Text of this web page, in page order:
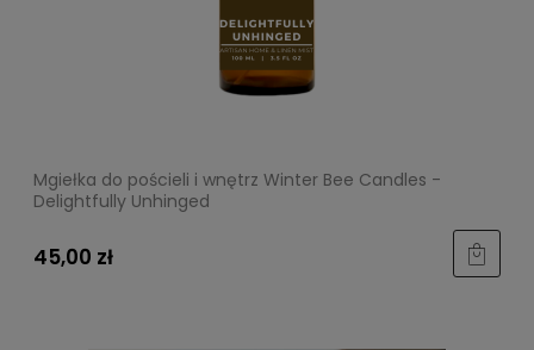
Mgiełka do pościeli i wnętrz Winter Bee Candles -
Delightfully Unhinged
45,00 zł